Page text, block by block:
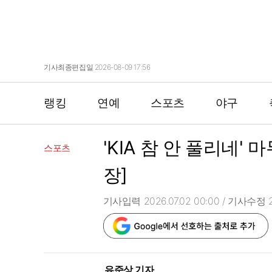
기사최종편집일 2026-08-09 17:56
랭킹 연예 스포츠 야구
스포츠
'KIA 참 안 풀리네'
장]
기사입력 2026.07.02 00:00 / 기사수정
유준상 기자